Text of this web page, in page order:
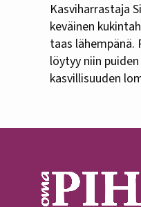
Kasviharrastaja
keväinen
taas
löytyy niin
kasvillisuuden